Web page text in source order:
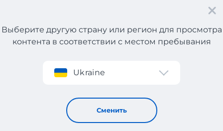
Регистрация
Выберите другую страну или регион для просмотра
контента в соответствии с местом пребывания
Ukraine
Сменить
Black Week — скидки на всё!